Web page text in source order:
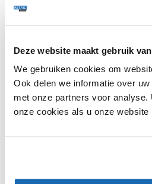
Deze website maakt gebruik
We gebruiken cookies om
Ook delen we informatie over
met onze partners voor analyse.
onze cookies als u onze website
De schoen staat volledig in het
digitalisering. Op deze manier is
voorkeuren, die je ook nog eens
1
SHARE, LEARN